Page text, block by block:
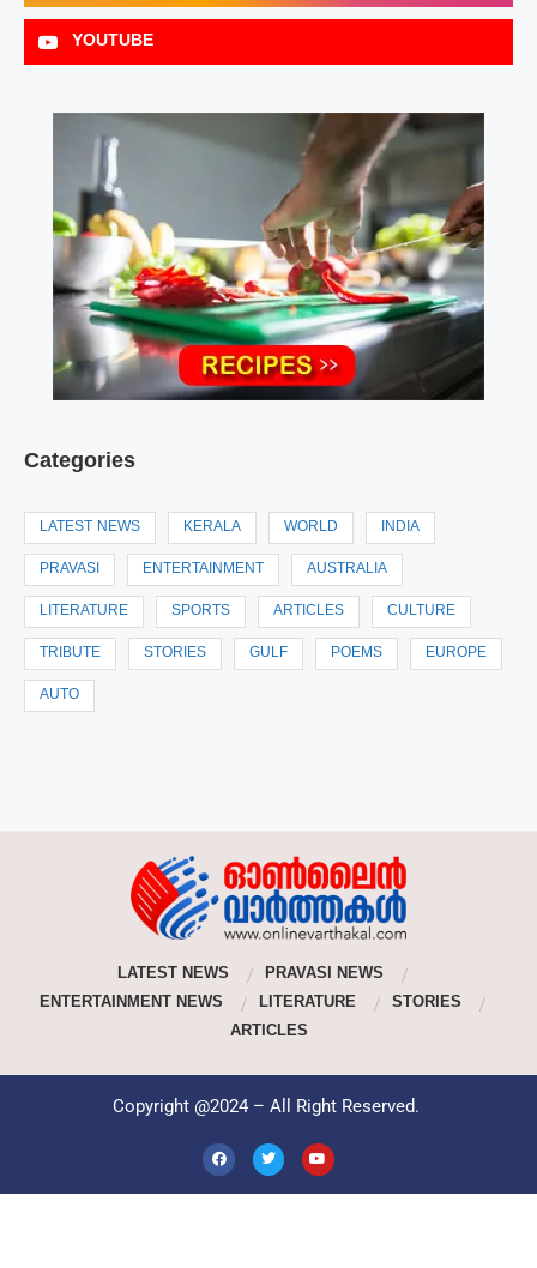
YOUTUBE
Categories
LATEST NEWS KERALA WORLD INDIA
PRAVASI ENTERTAINMENT AUSTRALIA
LITERATURE SPORTS ARTICLES CULTURE
TRIBUTE STORIES GULF POEMS EUROPE
AUTO
LATEST NEWS
PRAVASI NEWS
ENTERTAINMENT NEWS
LITERATURE
STORIES
ARTICLES
Copyright @2024 – All Right Reserved.